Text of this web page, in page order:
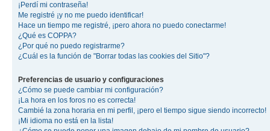
¡Perdí mi contraseña!
Me registré ¡y no me puedo identificar!
Hace un tiempo me registré, ¡pero ahora no puedo conectarme!
¿Qué es COPPA?
¿Por qué no puedo registrarme?
¿Cuál es la función de "Borrar todas las cookies del Sitio"?
Preferencias de usuario y configuraciones
¿Cómo se puede cambiar mi configuración?
¡La hora en los foros no es correcta!
Cambié la zona horaria en mi perfil, ¡pero el tiempo sigue siendo incorrecto!
¡Mi idioma no está en la lista!